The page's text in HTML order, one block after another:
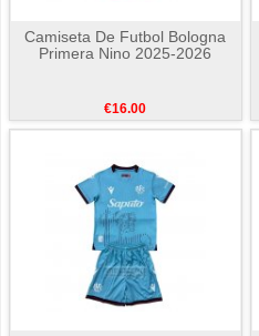
Camiseta De Futbol Bologna
Primera Nino 2025-2026
€16.00